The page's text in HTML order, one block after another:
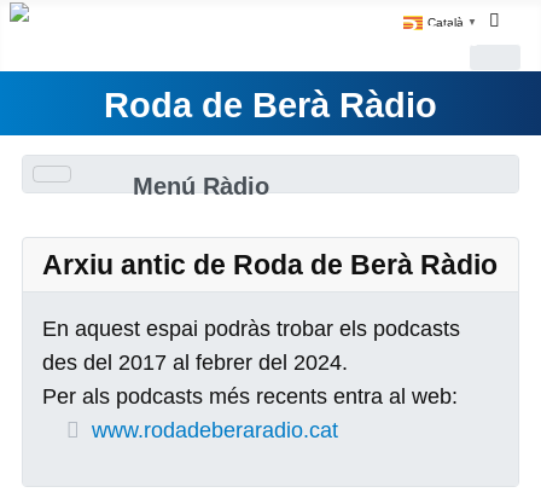
Català ▼
Roda de Berà Ràdio
Menú Ràdio
Arxiu antic de Roda de Berà Ràdio
En aquest espai podràs trobar els podcasts
des del 2017 al febrer del 2024.
Per als podcasts més recents entra al web:
www.rodadeberaradio.cat